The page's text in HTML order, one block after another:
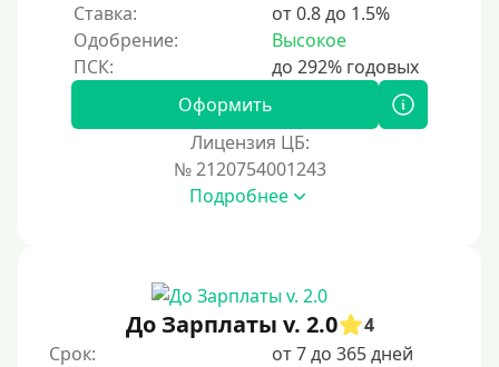
На Новый Год
Для исправления кредитной истории
На погашение других займов
До зарплаты
Без документов
По ИНН
Ставка:
от 0.8 до 1.5%
Одобрение:
Высокое
Оформить
Лицензия ЦБ:
№ 2120754001243
Подробнее
До Зарплаты v. 2.0
4
Срок:
от 7 до 365 дней